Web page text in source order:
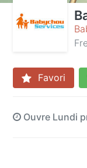
Favori
Ouvre Lundi